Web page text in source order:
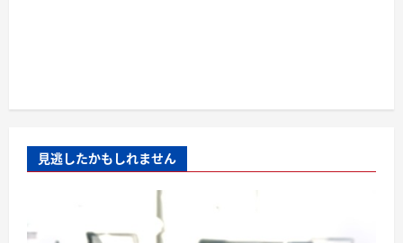
見逃したかもしれません